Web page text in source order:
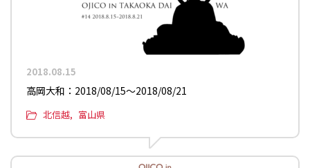
2018.08.15
高岡大和：2018/08/15〜2018/08/21
北信越 富山県